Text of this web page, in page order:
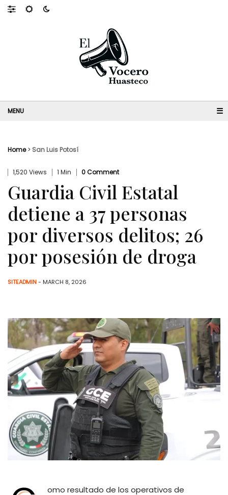
☰
Home> San Luis Potosí
1,520 Views 1 Min 0 Comment
Guardia Civil Estatal
detiene a 37 personas
por diversos delitos; 26
por posesión de droga
SITEADMIN- MARCH 8, 2026
omo resultado de los operativos de